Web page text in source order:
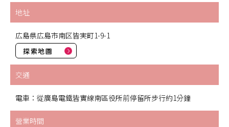
地址
広島県広島市南区皆実町1-9-1
探索地圖
交通
電車：從廣島電鐵皆實線南區役所前停留所步行約1分鐘
營業時間